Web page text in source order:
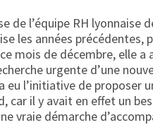
de l’équipe RH lyonnaise
les années précédentes,
mois de décembre, elle
urgente d’une
eu l’initiative de proposer
car il y avait en effet un
vraie démarche